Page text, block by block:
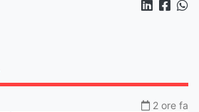
2 ore fa